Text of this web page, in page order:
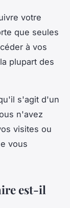
votre
que seules
à vos
plupart des
s'agit d'un
n'avez
visites ou
vous
est-il